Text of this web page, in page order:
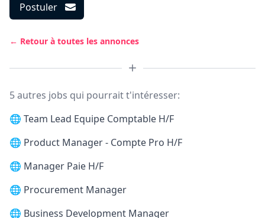
Postuler
← Retour à toutes les annonces
5 autres jobs qui pourrait t'intéresser:
🌐 Team Lead Equipe Comptable H/F
🌐 Product Manager - Compte Pro H/F
🌐 Manager Paie H/F
🌐 Procurement Manager
🌐 Business Development Manager